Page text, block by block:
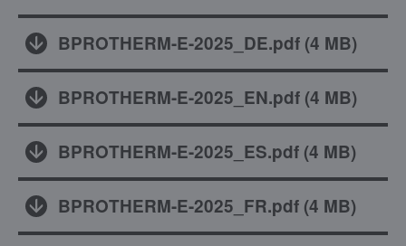
BPROTHERM-E-2025_DE.pdf (4 MB)
BPROTHERM-E-2025_EN.pdf (4 MB)
BPROTHERM-E-2025_ES.pdf (4 MB)
BPROTHERM-E-2025_FR.pdf (4 MB)